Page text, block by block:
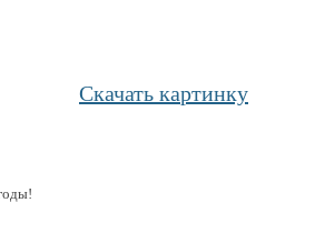
Скачать картинку